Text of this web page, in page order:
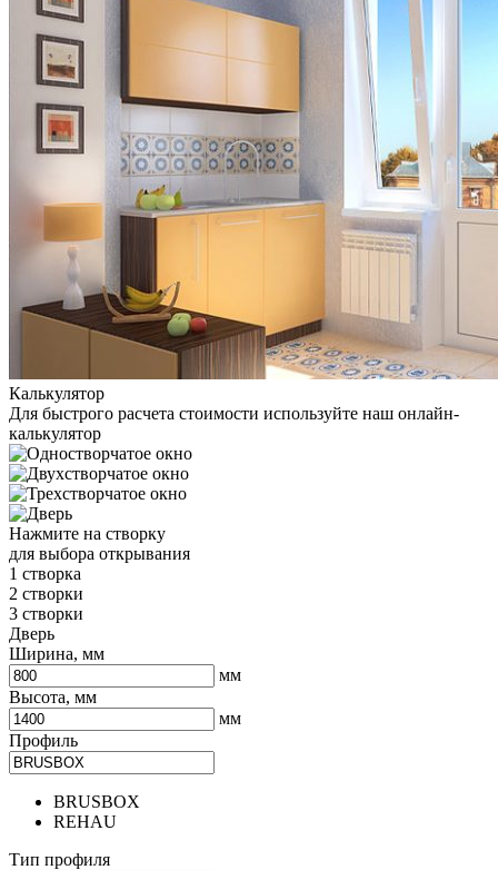
Калькулятор
Для быстрого расчета стоимости используйте наш онлайн-
калькулятор
Нажмите на створку
для выбора открывания
1 створка
2 створки
3 створки
Дверь
Ширина, мм
мм
Высота, мм
мм
Профиль
BRUSBOX
REHAU
Тип профиля